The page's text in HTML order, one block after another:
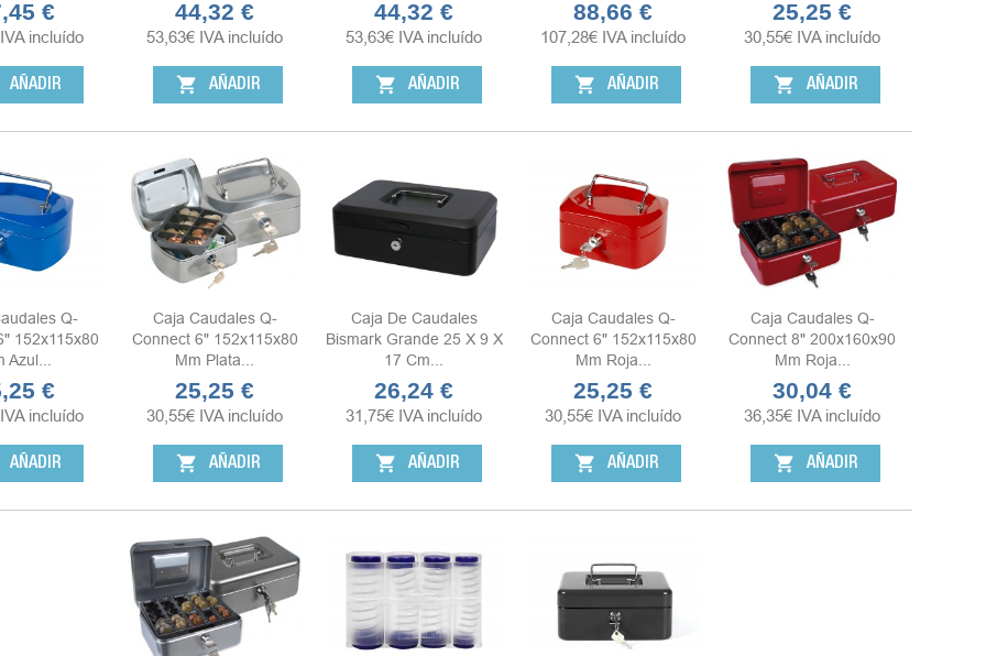
€
IVA incluído
AÑADIR
Precio
44,32 €
53,63€ IVA incluído
shopping_cart AÑADIR
Precio
44,32 €
53,63€ IVA incluído
shopping_cart AÑADIR
Precio
88,66 €
107,28€ IVA incluído
shopping_cart AÑADIR
Precio
25,25 €
30,55€ IVA incluído
shopping_cart AÑADIR
Q-
152x115x80
Azul...
€
IVA incluído
AÑADIR
Caja Caudales Q-
Connect 6" 152x115x80
Mm Plata...
Precio
25,25 €
30,55€ IVA incluído
shopping_cart AÑADIR
Caja De Caudales
Bismark Grande 25 X 9 X
17 Cm...
Precio
26,24 €
31,75€ IVA incluído
shopping_cart AÑADIR
Caja Caudales Q-
Connect 6" 152x115x80
Mm Roja...
Precio
25,25 €
30,55€ IVA incluído
shopping_cart AÑADIR
Caja Caudales Q-
Connect 8" 200x160x90
Mm Roja...
Precio
30,04 €
36,35€ IVA incluído
shopping_cart AÑADIR